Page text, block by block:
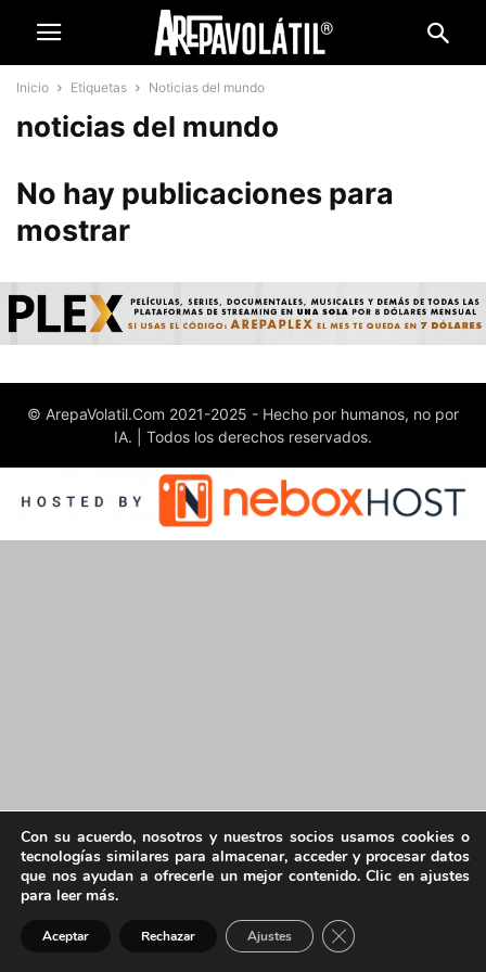
Inicio Etiquetas Noticias del mundo
noticias del mundo
No hay publicaciones para
mostrar
© ArepaVolatil.Com 2021-2025 - Hecho por humanos, no por
IA. | Todos los derechos reservados.
Con su acuerdo, nosotros y nuestros socios usamos cookies o
tecnologías similares para almacenar, acceder y procesar datos
que nos ayudan a ofrecerle un mejor contenido. Clic en ajustes
para leer más.
Aceptar Rechazar Ajustes Cerrar el banner de